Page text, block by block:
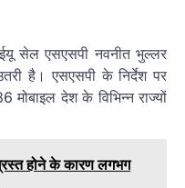
सेल एसएसपी नवनीत भुल्लर
है। एसएसपी के निर्देश पर
देश के विभिन्न राज्यों
होने के कारण लगभग